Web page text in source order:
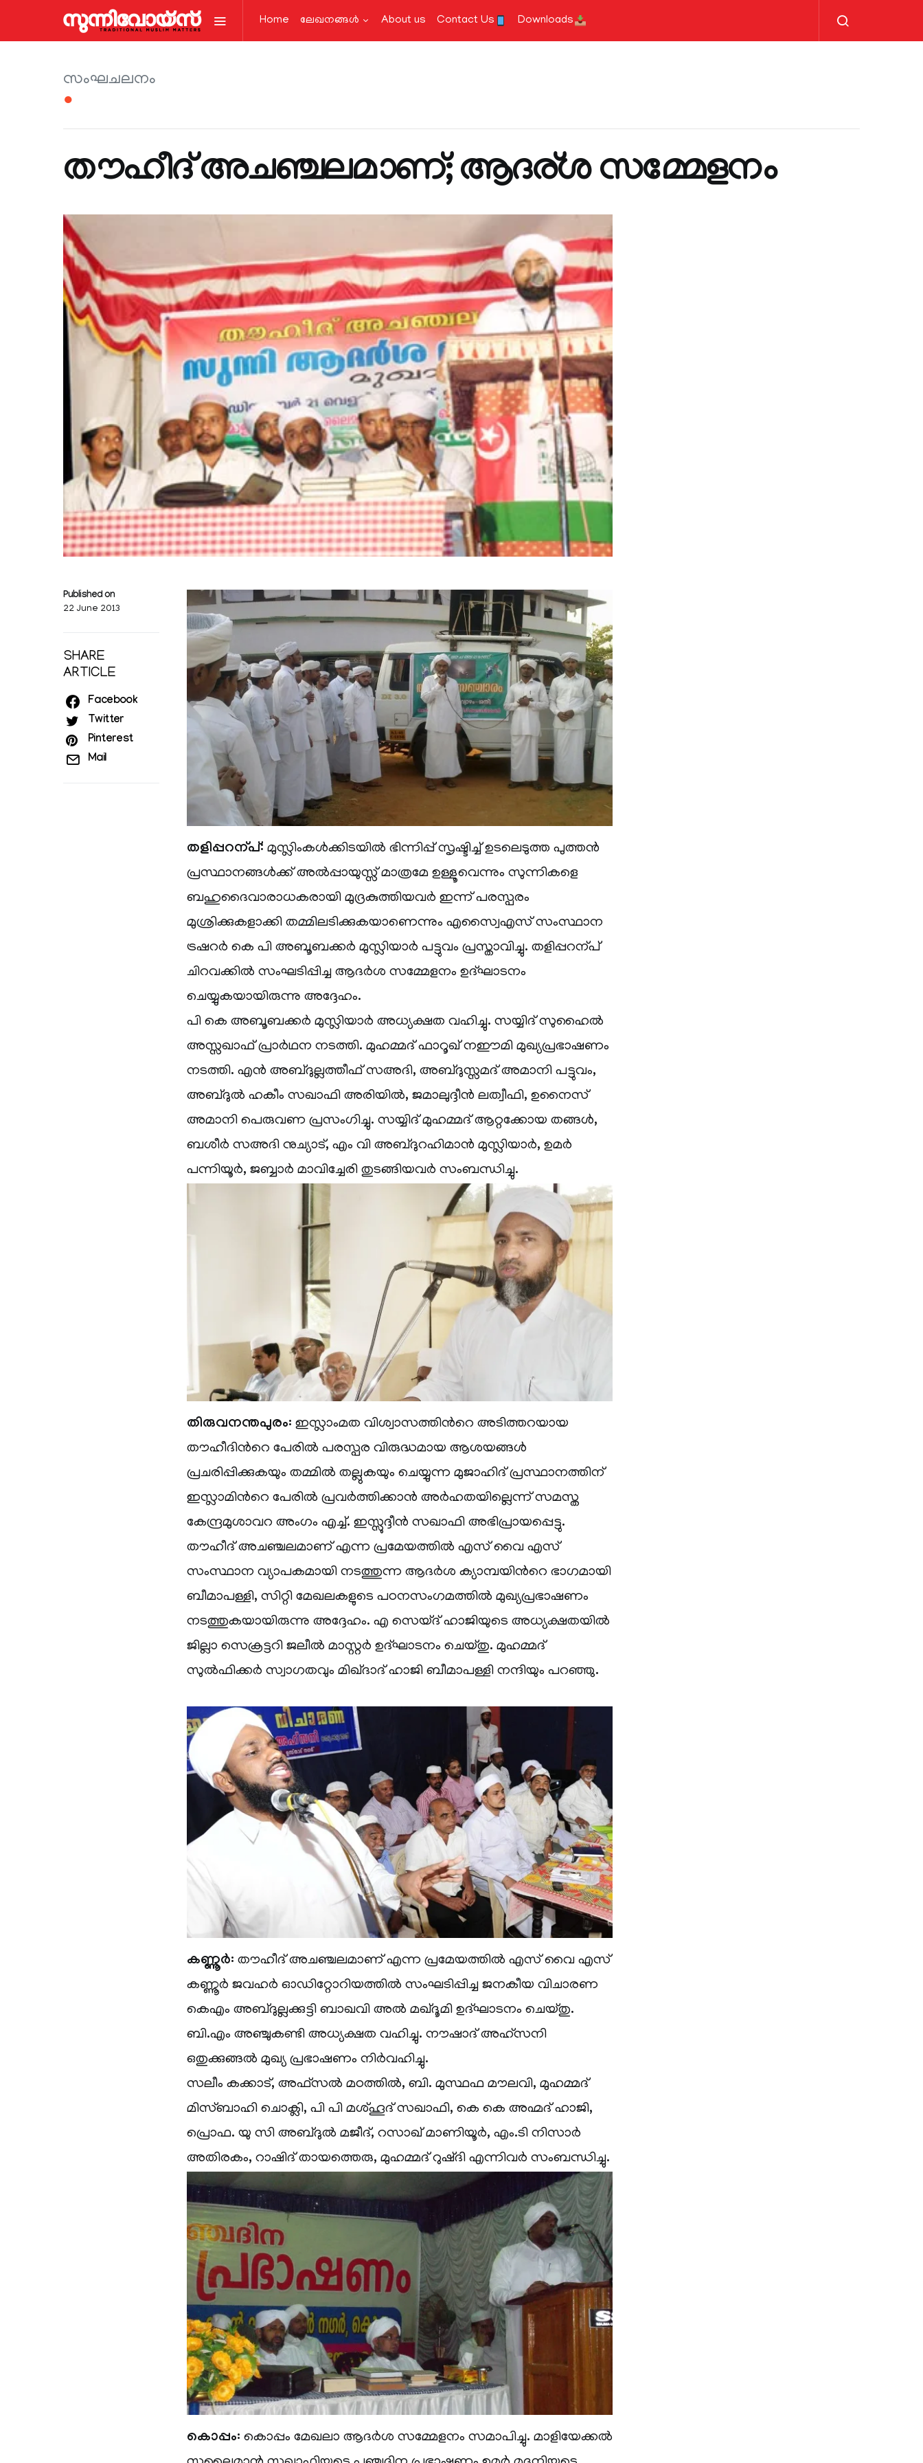
Home ലേഖനങ്ങള്‍ About us Contact Us Downloads
സംഘചലനം
●
തൗഹീദ് അചഞ്ചലമാണ്; ആദര്ശ സമ്മേളനം
Published on
22 June 2013
SHARE
ARTICLE
Facebook
Twitter
Pinterest
Mail
തളിപ്പറന്പ്: മുസ്ലിംകള്‍ക്കിടയില്‍ ഭിന്നിപ്പ് സൃഷ്ടിച്ച് ഉടലെടുത്ത പുത്തന്‍
പ്രസ്ഥാനങ്ങള്‍ക്ക് അല്‍പ്പായുസ്സ് മാത്രമേ ഉള്ളൂവെന്നും സുന്നികളെ
ബഹുദൈവാരാധകരായി മുദ്രകുത്തിയവര്‍ ഇന്ന് പരസ്പരം
മുശ്രിക്കുകളാക്കി തമ്മിലടിക്കുകയാണെന്നും എസ്വൈഎസ് സംസ്ഥാന
ട്രഷറര്‍ കെ പി അബൂബക്കര്‍ മുസ്ലിയാര്‍ പട്ടുവം പ്രസ്താവിച്ചു. തളിപ്പറന്പ്
ചിറവക്കില്‍ സംഘടിപ്പിച്ച ആദര്‍ശ സമ്മേളനം ഉദ്ഘാടനം
ചെയ്യുകയായിരുന്നു അദ്ദേഹം.
പി കെ അബൂബക്കര്‍ മുസ്ലിയാര്‍ അധ്യക്ഷത വഹിച്ചു. സയ്യിദ് സുഹൈല്‍
അസ്സഖാഫ് പ്രാര്‍ഥന നടത്തി. മുഹമ്മദ് ഫാറൂഖ് നഈമി മുഖ്യപ്രഭാഷണം
നടത്തി. എന്‍ അബ്ദുല്ലത്തീഫ് സഅദി, അബ്ദുസ്സമദ് അമാനി പട്ടുവം,
അബ്ദുല്‍ ഹകീം സഖാഫി അരിയില്‍, ജമാലുദ്ദീന്‍ ലത്വീഫി, ഉനൈസ്
അമാനി പെരുവണ പ്രസംഗിച്ചു. സയ്യിദ് മുഹമ്മദ് ആറ്റക്കോയ തങ്ങള്‍,
ബശീര്‍ സഅദി നുച്യാട്, എം വി അബ്ദുറഹിമാന്‍ മുസ്ലിയാര്‍, ഉമര്‍
പന്നിയൂര്‍, ജബ്ബാര്‍ മാവിച്ചേരി തുടങ്ങിയവര്‍ സംബന്ധിച്ചു.
തിരുവനന്തപുരം: ഇസ്ലാംമത വിശ്വാസത്തിന്‍റെ അടിത്തറയായ
തൗഹീദിന്‍റെ പേരില്‍ പരസ്പര വിരുദ്ധമായ ആശയങ്ങള്‍
പ്രചരിപ്പിക്കുകയും തമ്മില്‍ തല്ലുകയും ചെയ്യുന്ന മുജാഹിദ് പ്രസ്ഥാനത്തിന്
ഇസ്ലാമിന്‍റെ പേരില്‍ പ്രവര്‍ത്തിക്കാന്‍ അര്‍ഹതയില്ലെന്ന് സമസ്ത
കേന്ദ്രമുശാവറ അംഗം എച്ച്. ഇസ്സുദ്ദീന്‍ സഖാഫി അഭിപ്രായപ്പെട്ടു.
തൗഹീദ് അചഞ്ചലമാണ് എന്ന പ്രമേയത്തില്‍ എസ് വൈ എസ്
സംസ്ഥാന വ്യാപകമായി നടത്തുന്ന ആദര്‍ശ ക്യാമ്പയിന്‍റെ ഭാഗമായി
ബീമാപള്ളി, സിറ്റി മേഖലകളുടെ പഠനസംഗമത്തില്‍ മുഖ്യപ്രഭാഷണം
നടത്തുകയായിരുന്നു അദ്ദേഹം. എ സെയ്ദ് ഹാജിയുടെ അധ്യക്ഷതയില്‍
ജില്ലാ സെക്രട്ടറി ജലീല്‍ മാസ്റ്റര്‍ ഉദ്ഘാടനം ചെയ്തു. മുഹമ്മദ്
സുല്‍ഫിക്കര്‍ സ്വാഗതവും മിഖ്ദാദ് ഹാജി ബീമാപള്ളി നന്ദിയും പറഞ്ഞു.
കണ്ണൂര്‍: തൗഹീദ് അചഞ്ചലമാണ് എന്ന പ്രമേയത്തില്‍ എസ് വൈ എസ്
കണ്ണൂര്‍ ജവഹര്‍ ഓഡിറ്റോറിയത്തില്‍ സംഘടിപ്പിച്ച ജനകീയ വിചാരണ
കെഎം അബ്ദുല്ലക്കുട്ടി ബാഖവി അല്‍ മഖ്ദൂമി ഉദ്ഘാടനം ചെയ്തു.
ബി.എം അഞ്ചുകണ്ടി അധ്യക്ഷത വഹിച്ചു. നൗഷാദ് അഹ്സനി
ഒതുക്കുങ്ങല്‍ മുഖ്യ പ്രഭാഷണം നിര്‍വഹിച്ചു.
സലീം കക്കാട്, അഫ്സല്‍ മഠത്തില്‍, ബി. മുസ്ഥഫ മൗലവി, മുഹമ്മദ്
മിസ്ബാഹി ചൊക്ലി, പി പി മശ്ഹൂദ് സഖാഫി, കെ കെ അഹ്മദ് ഹാജി,
പ്രൊഫ. യു സി അബ്ദുല്‍ മജീദ്, റസാഖ് മാണിയൂര്‍, എം.ടി നിസാര്‍
അതിരകം, റാഷിദ് തായത്തെരു, മുഹമ്മദ് റുഷ്ദി എന്നിവര്‍ സംബന്ധിച്ചു.
കൊപ്പം: കൊപ്പം മേഖലാ ആദര്‍ശ സമ്മേളനം സമാപിച്ചു. മാളിയേക്കല്‍